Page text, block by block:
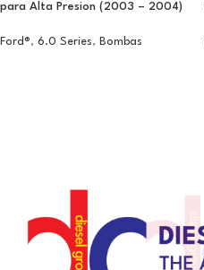
para Alta Presion (2003 – 2004)
Ford®, 6.0 Series, Bombas